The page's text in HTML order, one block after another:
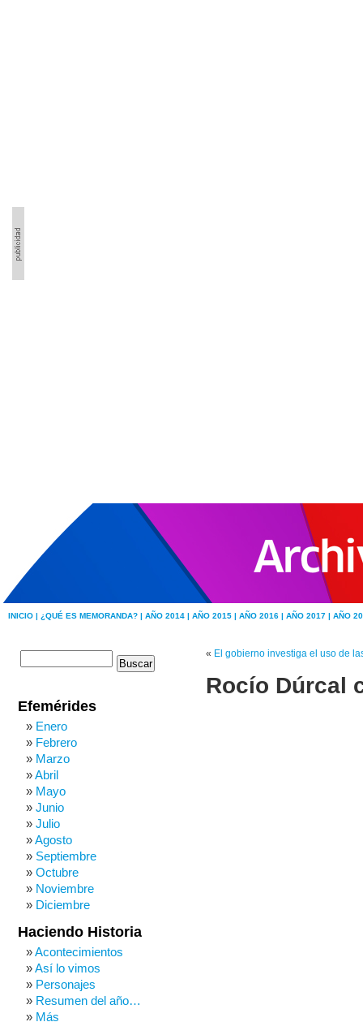
INICIO | ¿QUÉ ES MEMORANDA? | AÑO 2014 | AÑO 2015 | AÑO 2016 | AÑO 2017 | AÑO
« El gobierno investiga el uso de
Rocío Dúrcal
Efemérides
Enero
Febrero
Marzo
Abril
Mayo
Junio
Julio
Agosto
Septiembre
Octubre
Noviembre
Diciembre
Haciendo Historia
Acontecimientos
Así lo vimos
Personajes
Resumen del año…
Más